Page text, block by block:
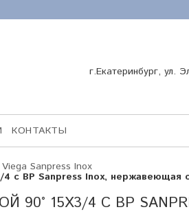
г.Екатеринбург, ул.
КОНТАКТЫ
Sanpress Inox
4 с ВР Sanpress Inox, нержавеющая
90° 15Х3/4 С ВР